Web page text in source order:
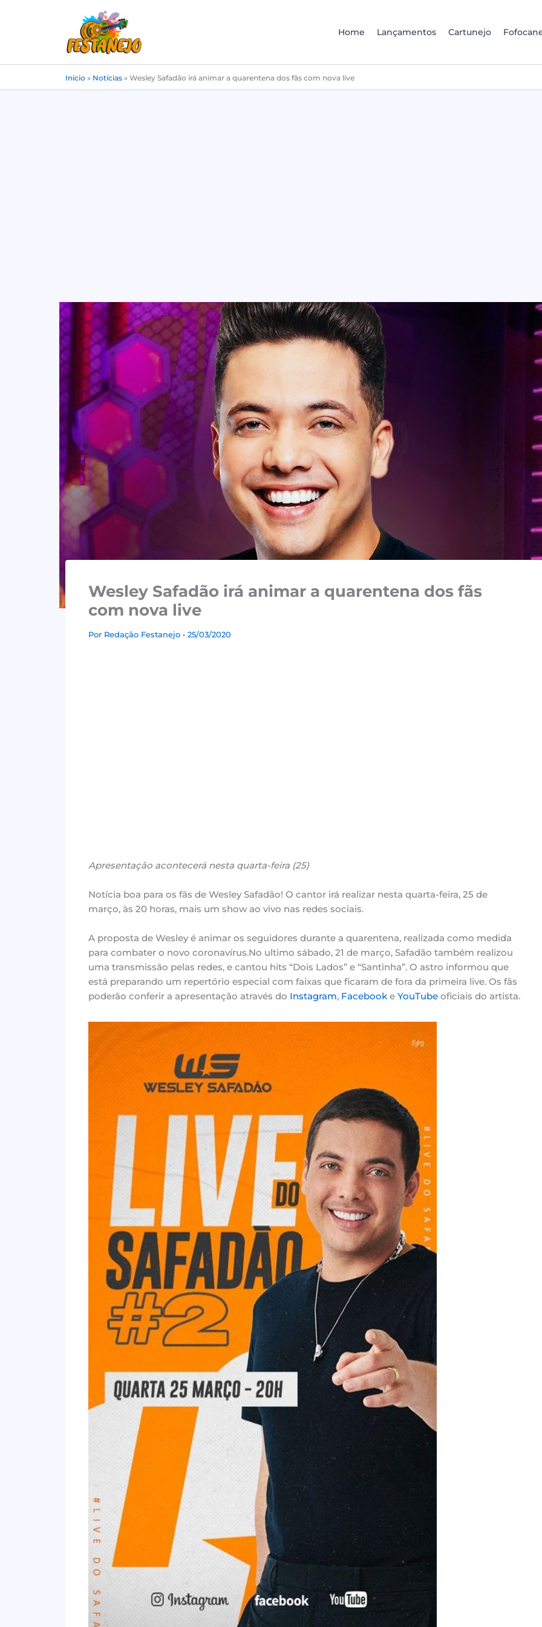
Home Lançamentos Cartunejo
Início » Notícias » Wesley Safadão irá animar a quarentena dos fãs com nova live
Wesley Safadão irá animar a quarentena dos fãs
com nova live
Por Redação Festanejo • 25/03/2020
Apresentação acontecerá nesta quarta-feira (25)
Notícia boa para os fãs de Wesley Safadão! O cantor irá realizar nesta quarta-feira, 25 de
março, às 20 horas, mais um show ao vivo nas redes sociais.
A proposta de Wesley é animar os seguidores durante a quarentena, realizada como medida
para combater o novo coronavírus.No ultimo sábado, 21 de março, Safadão também realizou
uma transmissão pelas redes, e cantou hits “Dois Lados” e “Santinha”. O astro informou que
está preparando um repertório especial com faixas que ficaram de fora da primeira live. Os fãs
poderão conferir a apresentação através do Instagram, Facebooke YouTubeoficiais do artista.